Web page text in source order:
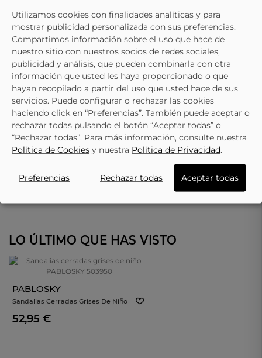
LO ÚLTIMO QUE HAS VISTO
PABLOSKY
Sandalias Cerradas Grises De Niño
PABLOSKY 503950
52,95 €
Utilizamos cookies con finalidades analíticas y para
mostrar publicidad personalizada con sus preferencias.
Compartimos información sobre el uso que hace de
nuestro sitio con nuestros socios de redes sociales,
publicidad y análisis, que pueden combinarla con otra
información que usted les haya proporcionado o que
hayan recopilado a partir del uso que usted hace de sus
servicios. Puede configurar o rechazar las cookies
haciendo click en “Preferencias”. También puede aceptar o
rechazar todas pulsando el botón “Aceptar todas” o
“Rechazar todas”. Para más información, consulte nuestra
Política de Cookies y nuestra Política de Privacidad.
Preferencias Rechazar todas Aceptar todas